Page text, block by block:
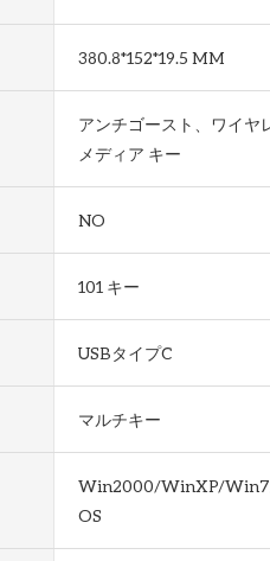
380.8*152*19.5 MM
アンチゴースト、ワイヤ
メディア キー
NO
101 キー
USBタイプC
マルチキー
Win2000/WinXP/
OS